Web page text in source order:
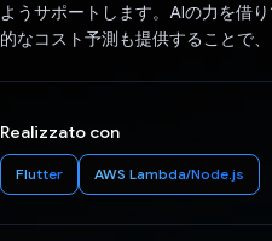
ようサポートします。AIの力を借
的なコスト予測も提供することで
Realizzato con
Flutter AWS Lambda/Node.js